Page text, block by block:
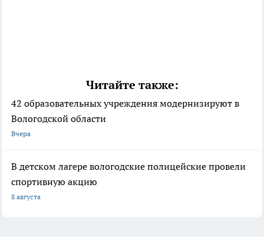
Читайте также:
42 образовательных учреждения модернизируют в
Вологодской области
Вчера
В детском лагере вологодские полицейские провели
спортивную акцию
8 августа